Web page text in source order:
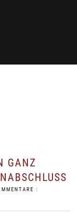
K
|